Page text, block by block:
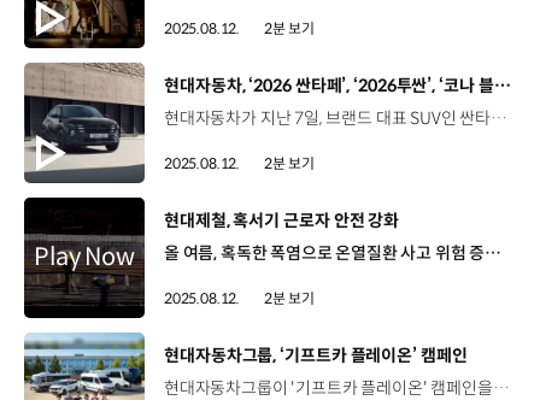
2025.08.12. 2분 보기
[동영상]
현대자동차, ‘2026 싼타페’, ‘2026투싼’, ‘코나 블랙 익스테리어 패키지’ 출시
현대자동차가 지난 7일, 브랜드 대표 SUV인 싼타페와 투싼, 소형 SUV 코나의 상품성을 한층 더 강화해 출시했습니다. ‘2026 싼타페’, ‘2026 투싼’은 고객이 선호하는 안전, 편의 사양을 실속 있게 구성한 신규 트림 ‘H-Pick’을 운영합니다. 싼타페의 H-Pick 트림은 기존 ‘프레스티지 플러스’ 트림에 디지털 키 2, 운전석 에르고 모션 시트 등을 적용하고, 투싼의 H-Pick 트림은 주력 트림인 ‘프리미엄’에 전방 충돌방지 보조, 스탑앤고 기능을 포함한 스마트 크루즈 컨트롤 등을 탑재해 안전하고 편안한 주행 경험을 제공합니다. 또한, 블랙 외장 디자인 요소를 적용할 수 있는 '블랙 익스테리어 패키지'를 새롭게 선보여 고객 선택의 폭을 넓혔습니다. 소형 SUV 코나 역시, 신규 디자인 패키지인 ‘코나 블랙 익스테리어 패키지’가 추가됐습니다.
2025.08.12. 2분 보기
[동영상]
현대제철, 혹서기 근로자 안전 강화
올 여름, 혹독한 폭염으로 온열질환 사고 위험 증가 현대제철 당진제철소 2025년 8월 7일 근로자 보호를 위해 폭염 대비가 필요한 산업 현장 현대제철-현대로템-동아오츠카 ‘온열질환 예방 안전실천 업무협약’ 체결 조남형 팀장 / 현대제철 안전보건기획팀금일 협약식은 혹서기 폭염으로 인한 온열질환을 예방하고자 현대제철과 현대로템, 동아오츠카 3사가 참여해서 음료 지원을 포함한 온열 질환 예방 실천 활동을 협약하고자 기념식을 하게 됐습니다. 실질적 예방 활동을 위한 3사 협력체계 구축 협약식 후, 현장을 점검하고 근로자들을 격려 현대제철과 현대로템 고열 작업장야외 작업자 대상 이온음료 지원 주요 증상, 응급조치 요령 등 근로자 대상 온열질환 예방 교육 시행 예정 일일건강확인제도, 안전쉼터버스, 찾아가는 보건서비스 등 근로자 보호를 시행 중인 현대제철 뿐만 아니라, 더티워크 챌린지, 미사에 챌린지 등 숏폼 콘텐츠를 통한 홍보도 함께 진행 “안전문화 확산을 위한 현대제철의 노력은 계속됩니다.”
2025.08.12. 2분 보기
[동영상]
현대자동차그룹, ‘기프트카 플레이온’ 캠페인
현대자동차그룹이 '기프트카 플레이온' 캠페인을 통해 운영에 어려움을 겪고 있는 유소년 스포츠단을 지원합니다. ‘기프트카’ 캠페인은 2010년부터 15년째, 도움이 필요한 다양한 분야에서 차량을 활용한 지원 사업을 펼치며 사회문제 해결과 공익 증진에 기여해온 현대자동차그룹의 사회공헌 활동인데요. 이번 '기프트카 플레이온' 캠페인은 초·중·고 소속 유소년 스포츠단을 지원하고 스포츠를 통해 아이들이 올바르고 건강한 사회 구성원으로 성장하도록 돕기 위해 마련됐습니다. 현대자동차그룹은 선정된 유소년 스포츠단 30곳에 규모를 고려한 맞춤 차량을 제공해 이동의 어려움을 해소하고, 훈련 용품, 응급키트, 스포츠 전문가와 연계한 멘토링 프로그램 등을 제공합니다. 이와 함께 현대자동차그룹은 "아이들은 스포츠와 함께 자라납니다"라는 메시지를 담은 영상을 온라인에 공개하고, 고객 참여형 이벤트 등을 통해 유소년 스포츠에 대한 관심과 공감대를 이끌어낼 계획입니다.